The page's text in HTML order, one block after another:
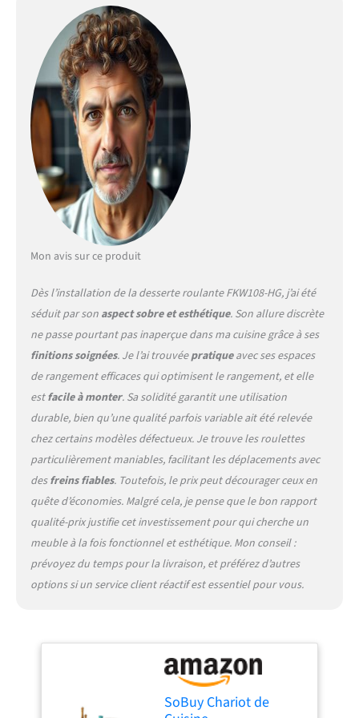
de charge de 75 kg en font
une solution idéale pour
organiser efficacement
votre cuisine [RANGEMENT
POLYVALENT ET
FONCTIONNEL] Ce chariot
de cuisine est équipé d'un
plan de travail cuisine en
inox, de deux tiroirs
spacieux et d'un placard
avec étagères réglables pour
un rangement optimal de
central cuisine pour plus
d'espace [SOLUTION
MODERNE ET GAIN DE
PLACE] Son design épuré et
ses roulettes permettent
d'intégrer facilement ce
chariot dans toutes les
configurations de cuisine.
Idéal comme surface de
travail ou desserte à
roulettes pour un meuble
cuisine mobile, il s'adapte
aussi comme desserte
exterieur pour vos repas en
plein air [MOBILITÉ FACILE
ET STABILITÉ] Grâce à ses
quatre roues solides, dont
deux avec freins de sécurité,
ce chariot de cuisine se
optimale. Utilisez-le comme
ilot de cuisine mobile ou
desserte à roulettes cuisine
pour un rangement pratique
et sécurisé [MONTAGE
Mon avis sur ce produit
Dès l’installation de la desserte roulante FKW108-HG, j’ai été
séduit par son aspect sobre et esthétique. Son allure discrète
ne passe pourtant pas inaperçue dans ma cuisine grâce à ses
finitions soignées. Je l’ai trouvéepratiqueavec ses espaces
de rangement efficaces qui optimisent le rangement, et elle
estfacile à monter. Sa solidité garantit une utilisation
durable, bien qu’une qualité parfois variable ait été relevée
chez certains modèles défectueux. Je trouve les roulettes
particulièrement maniables, facilitant les déplacements avec
desfreins fiables. Toutefois, le prix peut décourager ceux en
quête d’économies. Malgré cela, je pense que le bon rapport
qualité-prix justifie cet investissement pour qui cherche un
meuble à la fois fonctionnel et esthétique. Mon conseil :
prévoyez du temps pour la livraison, et préférez d’autres
options si un service client réactif est essentiel pour vous.
SoBuy Chariot de